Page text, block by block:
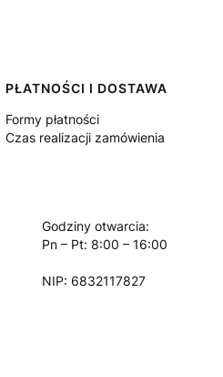
PŁATNOŚCI I DOSTAWA
Formy płatności
Czas realizacji zamówienia
Godziny otwarcia:
Pn – Pt: 8:00 – 16:00
NIP: 6832117827